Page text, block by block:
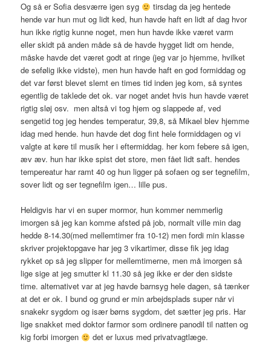
Og så er Sofia desværre igen syg
tirsdag da jeg hentede
hende var hun mut og lidt ked, hun havde haft en lidt af dag hvor
hun ikke rigtig kunne noget, men hun havde ikke været varm
eller skidt på anden måde så de havde hygget lidt om hende,
måske havde det været godt at ringe (jeg var jo hjemme, hvilket
de sefølig ikke vidste), men hun havde haft en god formiddag og
det var først blevet slemt en times tid inden jeg kom, så syntes
egentlig de taklede det ok. var noget andet hvis hun havde været
rigtig sløj osv. men altså vi tog hjem og slappede af, ved
sengetid tog jeg hendes temperatur, 39,8, så Mikael blev hjemme
idag med hende. hun havde det dog fint hele formiddagen og vi
valgte at køre til musik her i eftermiddag. her kom febere så igen,
æv æv. hun har ikke spist det store, men fået lidt saft. hendes
tempereatur har ramt 40 og hun ligger på sofaen og ser tegnefilm,
sover lidt og ser tegnefilm igen… lille pus.
Heldigvis har vi en super mormor, hun kommer nemmerlig
imorgen så jeg kan komme afsted på job, normalt ville min dag
hedde 8-14.30(med mellemtimer fra 10-12) men fordi min klasse
skriver projektopgave har jeg 3 vikartimer, disse fik jeg idag
rykket op så jeg slipper for mellemtimerne, men må imorgen så
lige sige at jeg smutter kl 11.30 så jeg ikke er der den sidste
time. alternativet var at jeg havde barnsyg hele dagen, så tænker
at det er ok. I bund og grund er min arbejdsplads super når vi
snakekr sygdom og især børns sygdom, det sætter jeg pris. Har
lige snakket med doktor farmor som ordinere panodil til natten og
kig forbi imorgen
det er luxus med privatvagtlæge.